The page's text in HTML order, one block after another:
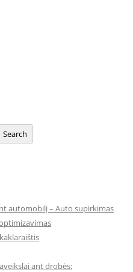
Search
automobilį – Auto supirkimas
ant drobės: